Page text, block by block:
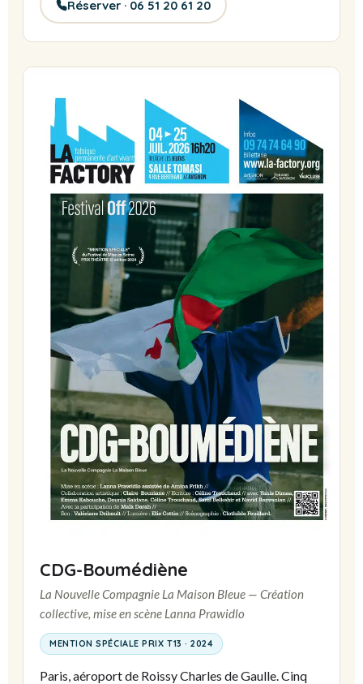
Réserver · 06 51 20 61 20
CDG-Boumédiène
La Nouvelle Compagnie La Maison Bleue — Création
collective, mise en scène Lanna Prawidlo
MENTION SPÉCIALE PRIX T13 · 2024
Paris, aéroport de Roissy Charles de Gaulle. Cinq